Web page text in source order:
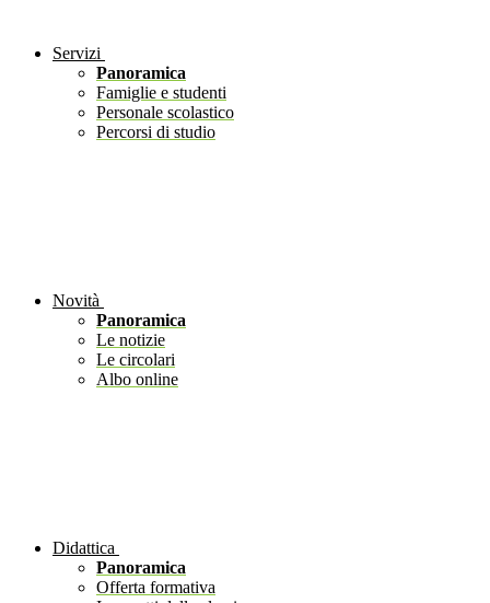
Servizi
Panoramica
Famiglie e studenti
Personale scolastico
Percorsi di studio
Novità
Panoramica
Le notizie
Le circolari
Albo online
Didattica
Panoramica
Offerta formativa